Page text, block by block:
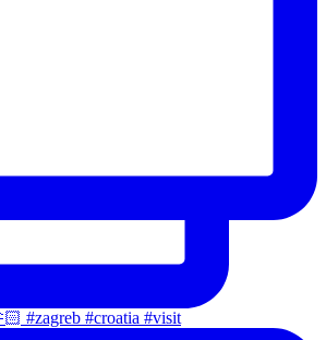
#zagreb #croatia #visit